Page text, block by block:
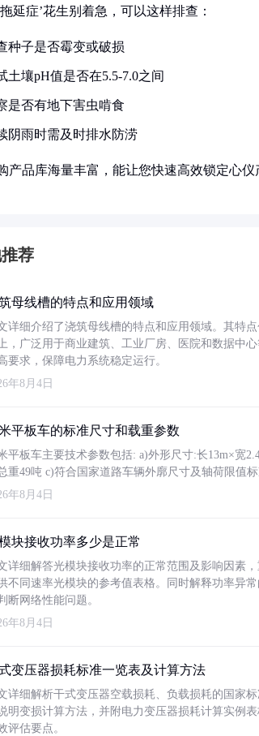
延症’花生别着急，可以这样排查：
种子是否霉变或破损
土壤pH值是否在5.5-7.0之间
是否有地下害虫啃食
阴雨时需及时排水防涝
产品库海量丰富，能让您快速高效锁定心
荐
母线槽的特点和应用领域
详细介绍了浇筑母线槽的特点和应用领域。其特
，广泛用于商业建筑、工业厂房、医院和数据中
要求，保障电力系统稳定运行。
年8月4日
平板车的标准尺寸和载重参数
平板车主要技术参数包括: a)外形尺寸:长13m×宽
重49吨 c)符合国家道路车辆外廓尺寸及轴荷限值
年8月4日
块接收功率多少是正常
详细解答光模块接收功率的正常范围及影响因素
不同速率光模块的参考值表格。同时解释功率异
断网络性能问题。
年8月4日
变压器损耗标准一览表及计算方法
详细解析干式变压器空载损耗、负载损耗的国家
明变损计算方法，并附电力变压器损耗计算实例
评估要点。